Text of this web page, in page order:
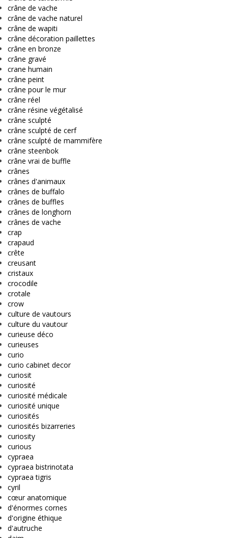
crâne de vache
crâne de vache naturel
crâne de wapiti
crâne décoration paillettes
crâne en bronze
crâne gravé
crane humain
crâne peint
crâne pour le mur
crâne réel
crâne résine végétalisé
crâne sculpté
crâne sculpté de cerf
crâne sculpté de mammifère
crâne steenbok
crâne vrai de buffle
crânes
crânes d'animaux
crânes de buffalo
crânes de buffles
crânes de longhorn
crânes de vache
crap
crapaud
crête
creusant
cristaux
crocodile
crotale
crow
culture de vautours
culture du vautour
curieuse déco
curieuses
curio
curio cabinet decor
curiosit
curiosité
curiosité médicale
curiosité unique
curiosités
curiosités bizarreries
curiosity
curious
cypraea
cypraea bistrinotata
cypraea tigris
cyril
cœur anatomique
d'énormes cornes
d'origine éthique
d'autruche